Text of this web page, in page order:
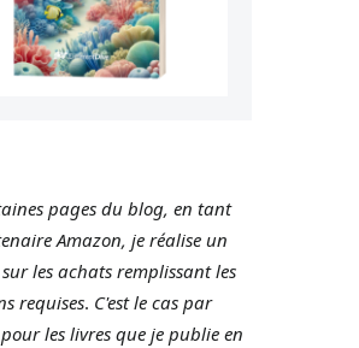
pages du blog, en tant
Amazon, je réalise un
les achats remplissant les
requises. C'est le cas par
les livres que je publie en